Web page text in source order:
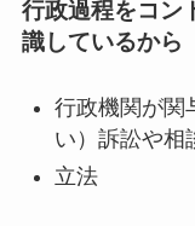
行政過程をコン
識しているから
行政機関が関
い）訴訟や相
立法